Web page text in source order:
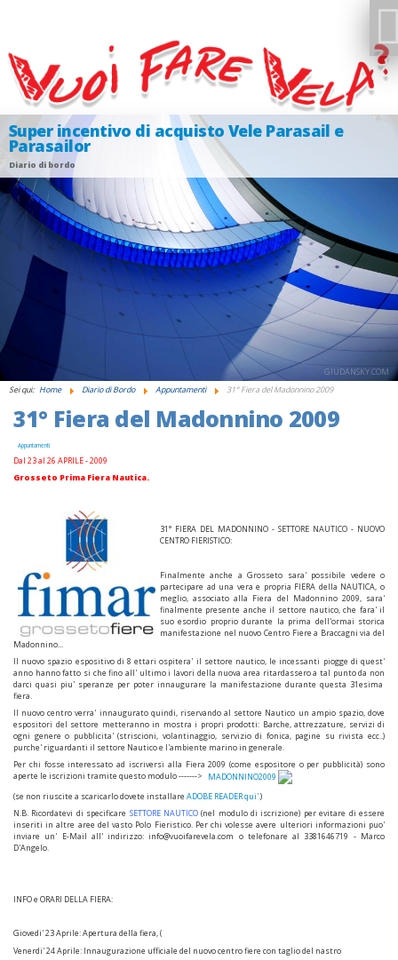
Super incentivo di acquisto Vele Parasail e
Parasailor
Diario di bordo
GIUDANSKY.COM
Sei qui: Home Diario di Bordo Appuntamenti 31° Fiera del Madonnino 2009
31° Fiera del Madonnino 2009
Appuntamenti
Dal 23 al 26 APRILE - 2009
Grosseto Prima Fiera Nautica.
31° FIERA DEL MADONNINO - SETTORE NAUTICO - NUOVO
CENTRO FIERISTICO:
Finalmente anche a Grosseto sara' possibile vedere o
partecipare ad una vera e propria FIERA della NAUTICA, o
meglio, associato alla Fiera del Madonnino 2009, sara'
finalmente presente anche il settore nautico, che fara' il
suo esordio proprio durante la prima dell'ormai storica
manifestazione nel nuovo Centro Fiere a Braccagni via del
Madonnino...
Il nuovo spazio espositivo di 8 ettari ospitera' il settore nautico, le incessanti piogge di quest'
anno hanno fatto si che fino all' ultimo i lavori della nuova area ritardassero a tal punto da non
darci quasi piu' speranze per poter innaugurare la manifestazione durante questa 31esima
fiera.
Il nuovo centro verra' innaugurato quindi, riservando al settore Nautico un ampio spazio, dove
espositori del settore metteranno in mostra i propri prodotti: Barche, attrezzature, servizi di
ogni genere o pubblicita' (striscioni, volantinaggio, servizio di fonica, pagine su rivista ecc..)
purche' riguardanti il settore Nautico e l'ambiente marino in generale.
Per chi fosse interessato ad iscriversi alla Fiera 2009 (come espositore o per pubblicità) sono
aperte le iscrizioni tramite questo modulo -------> MADONNINO2009
(se non riuscite a scaricarlo dovete installare ADOBE READER qui'.)
N.B. Ricordatevi di specificare SETTORE NAUTICO(nel modulo di iscrizione) per evitare di essere
inseriti in altre aree del vasto Polo Fieristico. Per chi volesse avere ulteriori informazioni puo'
inviare un' E-Mail all' indirizzo: info@vuoifarevela.com o telefonare al 3381646719 - Marco
D'Angelo.
INFO e ORARI DELLA FIERA:
Giovedi' 23 Aprile: Apertura della fiera, (
Venerdi' 24 Aprile: Innaugurazione ufficiale del nuovo centro fiere con taglio del nastro